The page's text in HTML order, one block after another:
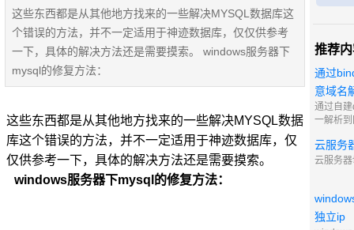
这些东西都是从其他地方找来的一些解决MYSQL数据库这
个错误的方法，并不一定适用于神迹数据库，仅仅供参考
一下，具体的解决方法还是需要摸索。 windows服务器下
mysql的修复方法：
这些东西都是从其他地方找来的一些解决MYSQL数据
库这个错误的方法，并不一定适用于神迹数据库，仅
仅供参考一下，具体的解决方法还是需要摸索。
windows服务器下mysql的修复方法：
推荐
通过
意域名
通过自
一解析
云服务
云服务
独立ip